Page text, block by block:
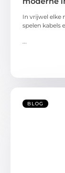
In vrijwel elke
spelen kabels
BLOG